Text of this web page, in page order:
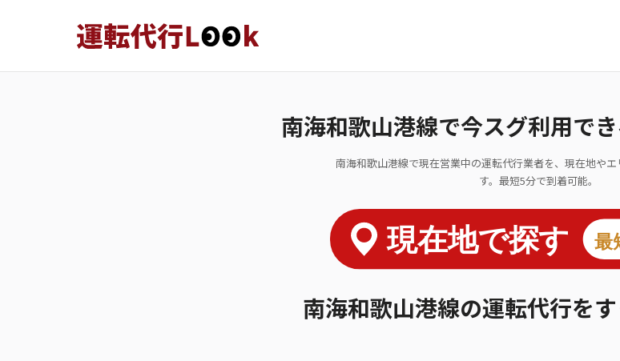
南海和歌山港線で今スグ利用で
南海和歌山港線で現在営業中の運転代行業者を、現在地や
す。最短5分で到着可能。
南海和歌山港線の運転代行を